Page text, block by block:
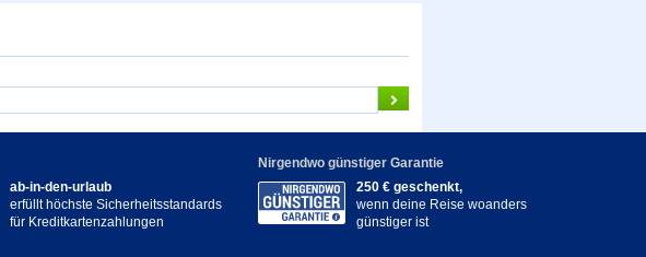
ab-in-den-urlaub
erfüllt höchste Sicherheitsstandards
für Kreditkartenzahlungen
Nirgendwo günstiger Garantie
250 € geschenkt,
wenn deine Reise woanders
günstiger ist